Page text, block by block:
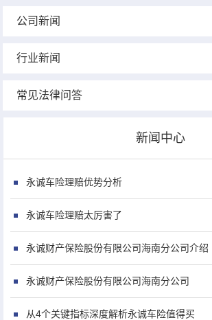
公司新闻
行业新闻
常见法律问答
新闻中心
永诚车险理赔优势分析
永诚车险理赔太厉害了
永诚财产保险股份有限公司海南分公司介绍
永诚财产保险股份有限公司海南分公司
从4个关键指标深度解析永诚车险值得买